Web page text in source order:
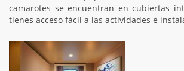
camarotes se encuentran en cubiertas
tienes acceso fácil a las actividades e